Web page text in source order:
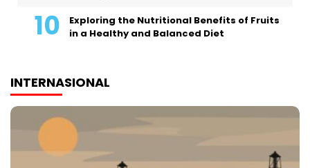
Exploring the Nutritional Benefits of Fruits
in a Healthy and Balanced Diet
INTERNASIONAL